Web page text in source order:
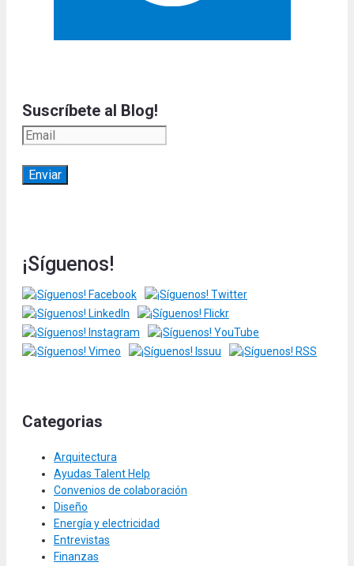
Suscríbete al Blog!
¡Síguenos!
Categorias
Arquitectura
Ayudas Talent Help
Convenios de colaboración
Diseño
Energía y electricidad
Entrevistas
Finanzas